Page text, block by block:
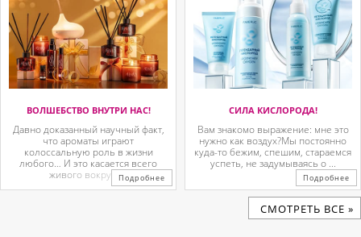
ВОЛШЕБСТВО ВНУТРИ НАС!
Давно доказанный научный факт,
что ароматы играют
колоссальную роль в жизни
любого… И это касается всего
живого вокруг. ...Подробнее
СИЛА КИСЛОРОДА!
Вам знакомо выражение: мне это
нужно как воздух?Мы постоянно
куда-то бежим, спешим, стараемся
успеть, не задумываясь о ...
Подробнее
CМОТРЕТЬ ВСЕ »